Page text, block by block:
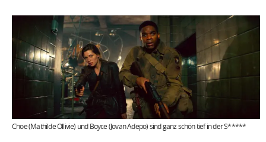
Choe (Mathilde Ollivie) und Boyce (Jovan Adepo) sind ganz schön tief in der S*****